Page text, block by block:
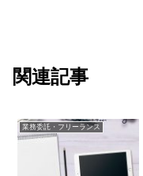
関連記事
業務委託・フリーランス